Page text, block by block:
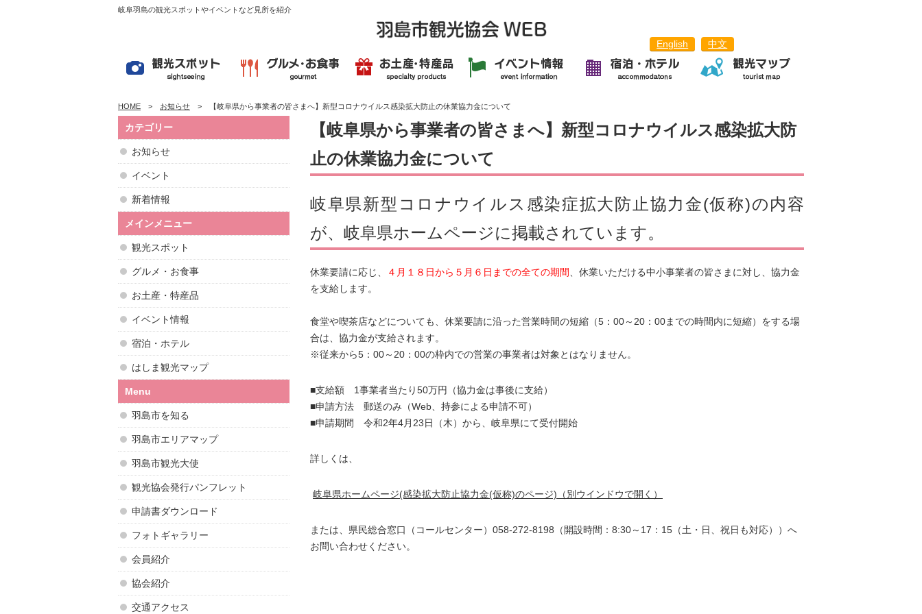
English 中文
岐阜羽島の観光スポットやイベントなど見所を紹介
HOME お知らせ 【岐阜県から事業者の皆さまへ】新型コロナウイルス感染拡大防止の休業協力金について
【岐阜県から事業者の皆さまへ】新型コロナウイルス感染拡大防
止の休業協力金について
岐阜県新型コロナウイルス感染症拡大防止協力金(仮称)の内容
が、岐阜県ホームページに掲載されています。
休業要請に応じ、 ４月１８日から５月６日までの全ての期間 、休業いただける中小事業者の皆さまに対し、協力金
を支給します。
食堂や喫茶店などについても、休業要請に沿った営業時間の短縮（5：00～20：00までの時間内に短縮）をする場
合は、協力金が支給されます。
※従来から5：00～20：00の枠内での営業の事業者は対象とはなりません。
■支給額 1事業者当たり50万円（協力金は事後に支給）
■申請方法 郵送のみ（Web、持参による申請不可）
■申請期間 令和2年4月23日（木）から、岐阜県にて受付開始
詳しくは、
岐阜県ホームページ(感染拡大防止協力金(仮称)のページ) （別ウインドウで開く）
または、県民総合窓口（コールセンター）058-272-8198（開設時間：8:30～17：15（土・日、祝日も対応））へ
お問い合わせください。
カテゴリー
お知らせ
イベント
新着情報
メインメニュー
観光スポット
グルメ・お食事
お土産・特産品
イベント情報
宿泊・ホテル
はしま観光マップ
Menu
羽島市を知る
羽島市エリアマップ
羽島市観光大使
観光協会発行パンフレット
申請書ダウンロード
フォトギャラリー
会員紹介
協会紹介
交通アクセス